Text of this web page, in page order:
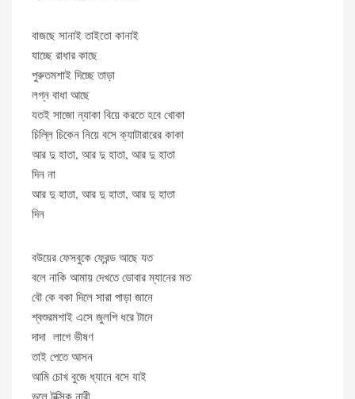
বাজছে সানাই তাইতো কানাই
যাচ্ছে রাধার কাছে
পুরুতমশাই দিচ্ছে তাড়া
লগ্ন বাধা আছে
যতই সাজো ন্যাকা বিয়ে করতে হবে খোকা
চিল্লি চিকেন নিয়ে বসে ক্যাটারারের কাকা
আর দু হাতা, আর দু হাতা, আর দু হাতা
দিন না
আর দু হাতা, আর দু হাতা, আর দু হাতা
দিন
বউয়ের ফেসবুকে ফ্রেন্ড আছে যত
বলে নাকি আমায় দেখতে ডোবার ম্যানের মত
বৌ কে বকা দিলে সারা পাড়া জানে
শ্বশুরমশাই এসে জুলপি ধরে টানে
দাদা লাগে ভীষণ
তাই পেতে আসন
আমি চোখ বুজে ধ্যানে বসে যাই
ভুলে টক্সিক নারী